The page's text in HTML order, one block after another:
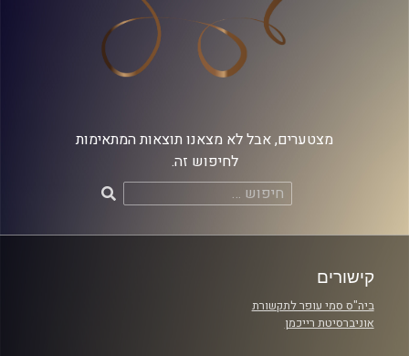
מצטערים, אבל לא מצאנו תוצאות המתאימות
לחיפוש זה.
חיפוש:
קישורים
ביה"ס סמי עופר לתקשורת
אוניברסיטת רייכמן